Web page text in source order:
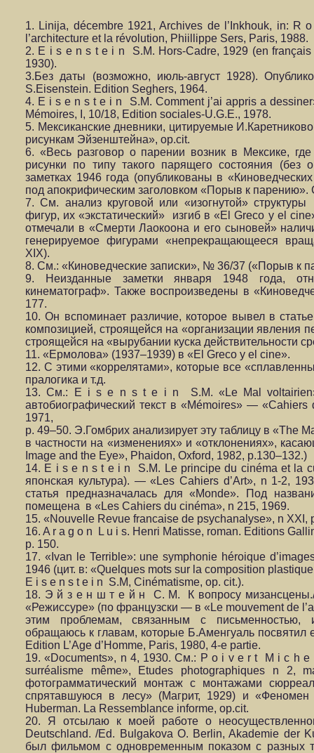
1. Linija, décembre 1921, Archives de l’Inkhouk, in:
l’architecture et la révolution, Phiillippe Sers, Paris, 1988.
2. E i s e n s t e i n S.M. Hors-Cadre, 1929 (en français
1930).
3.Без даты (возможно, июль-август 1928).
S.Eisenstein. Edition Seghers, 1964.
4. E i s e n s t e i n S.M. Comment j’ai appris а
Mémoires, I, 10/18, Edition sociales-U.G.E., 1978.
5. Мексиканские дневники, цитируемые
рисункам Эйзенштейна», op.cit.
6. «Весь разговор о парении возник в Мексике,
рисунки по типу такого парящего состояния
заметках 1946 года (опубликованы в
под апокрифическим заголовком «Порыв к парению».
7. См. анализ круговой или «изогнутой»
фигур, их «экстатический» изгиб в «El Greco y el
отмечали в «Смерти Лаокоона и его сыновей»
генерируемое фигурами «непрекращающееся
XIX).
8. См.: «Киноведческие записки», № 36/37 («Порыв к
9. Неизданные заметки января 1948 года,
кинематограф». Также воспроизведены в
177.
10. Он вспоминает различие, которое вывел в
композицией, строящейся на «организации явления
строящейся на «вырубании куска действительности
11. «Ермолова» (1937–1939) в «El Greco y el cine».
12. С этими «коррелятами», которые все
пралогика и т.д.
13. См.: E i s e n s t e i n S.M. «Le Mal voltairien»
автобиографический текст в «Mémoires» —
1971,
p. 49–50. Э.Гомбрих анализирует эту таблицу в «The
в частности на «изменениях» и «отклонениях»,
Image and the Eye», Phaidon, Oxford, 1982, p.130–132.)
14. E i s e n s t e i n S.M. Le principe du cinéma et la
японская культура). — «Les Cahiers d’Art», n 1-2,
статья предназначалась для «Monde». Под
помещена в «Les Cahiers du cinéma», n 215, 1969.
15. «Nouvelle Revue francaise de psychanalyse», n XXI,
16. A r a g o n L u i s. Henri Matisse, roman. Editions
p. 150.
17. «Ivan le Terrible»: une symphonie héroique
1946 (цит. в: «Quelques mots sur la composition
E i s e n s t e i n S.M, Cinématisme, op. cit.).
18. Э й з е н ш т е й н С. М. К вопросу
«Режиссуре» (по французски — в «Le mouvement de
этим проблемам, связанным с письменностью,
обращаюсь к главам, которые Б.Аменгуаль посвятил
Edition L’Age d’Homme, Paris, 1980, 4-e partie.
19. «Documents», n 4, 1930. См.: P o i v e r t M i c h e
surréalisme même», Etudes photographiques n 2,
фотограмматический монтаж с монтажами
спрятавшуюся в лесу» (Магрит, 1929) и
Huberman. La Ressemblance informe, op.cit.
20. Я отсылаю к моей работе о
Deutschland. /Ed. Bulgakova O. Berlin, Akademie der
был фильмом с одновременным показом с разных